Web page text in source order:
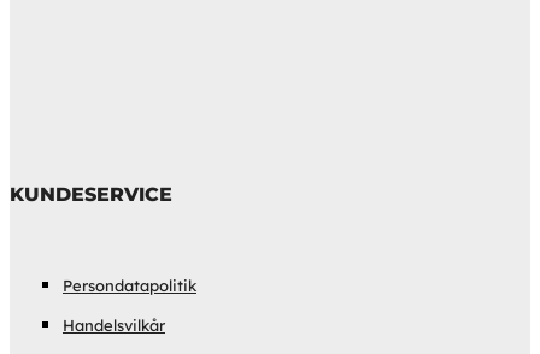
KUNDESERVICE
Persondatapolitik
Handelsvilkår